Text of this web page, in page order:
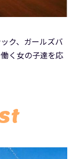
ク、ガールズバ
く女の子達を応